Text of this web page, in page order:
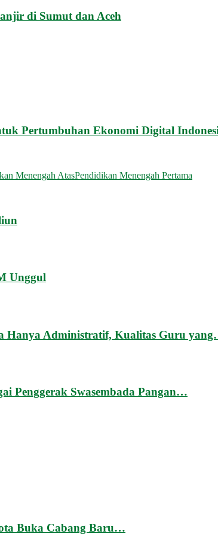
di Sumut dan Aceh
Pertumbuhan Ekonomi Digital
Menengah AtasPendidikan Menengah Pertama
Unggul
Hanya Administratif, Kualitas Guru
Penggerak Swasembada Pangan…
Buka Cabang Baru…